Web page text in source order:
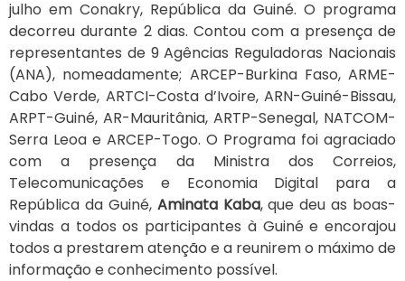
julho em Conakry, República da Guiné. O programa
decorreu durante 2 dias. Contou com a presença de
representantes de 9 Agências Reguladoras Nacionais
(ANA), nomeadamente; ARCEP-Burkina Faso, ARME-
Cabo Verde, ARTCI-Costa d’Ivoire, ARN-Guiné-Bissau,
ARPT-Guiné, AR-Mauritânia, ARTP-Senegal, NATCOM-
Serra Leoa e ARCEP-Togo. O Programa foi agraciado
com a presença da Ministra dos Correios,
Telecomunicações e Economia Digital para a
República da Guiné, Aminata Kaba, que deu as boas-
vindas a todos os participantes à Guiné e encorajou
todos a prestarem atenção e a reunirem o máximo de
informação e conhecimento possível.